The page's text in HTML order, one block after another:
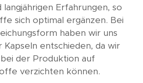
langjährigen Erfahrungen, so
sich optimal ergänzen. Bei
haben wir uns
entschieden, da wir
der Produktion auf
verzichten können.